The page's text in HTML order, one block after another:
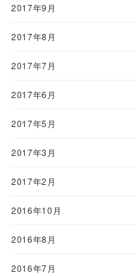
2017年9月
2017年8月
2017年7月
2017年6月
2017年5月
2017年3月
2017年2月
2016年10月
2016年8月
2016年7月